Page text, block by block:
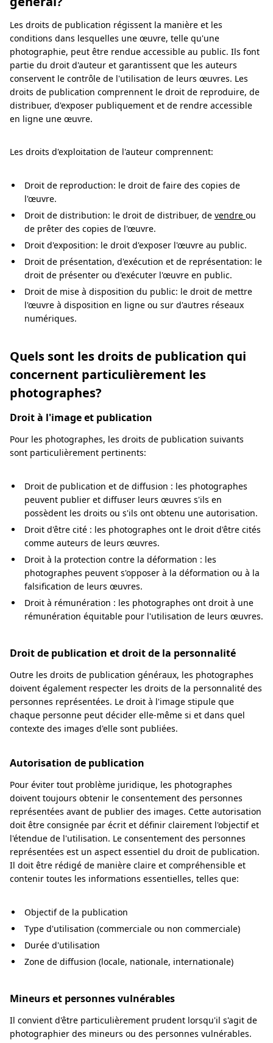
Les droits de publication régissent la manière et les
conditions dans lesquelles une œuvre, telle qu'une
photographie, peut être rendue accessible au public. Ils font
partie du droit d'auteur et garantissent que les auteurs
conservent le contrôle de l'utilisation de leurs œuvres. Les
droits de publication comprennent le droit de reproduire, de
distribuer, d'exposer publiquement et de rendre accessible
en ligne une œuvre.
Les droits d'exploitation de l'auteur comprennent:
Droit de reproduction: le droit de faire des copies de
l'œuvre.
Droit de distribution: le droit de distribuer, de vendre ou
de prêter des copies de l'œuvre.
Droit d'exposition: le droit d'exposer l'œuvre au public.
Droit de présentation, d'exécution et de représentation: le
droit de présenter ou d'exécuter l'œuvre en public.
Droit de mise à disposition du public: le droit de mettre
l'œuvre à disposition en ligne ou sur d'autres réseaux
numériques.
Quels sont les droits de publication qui
concernent particulièrement les
photographes?
Droit à l'image et publication
Pour les photographes, les droits de publication suivants
sont particulièrement pertinents:
Droit de publication et de diffusion : les photographes
peuvent publier et diffuser leurs œuvres s'ils en
possèdent les droits ou s'ils ont obtenu une autorisation.
Droit d'être cité : les photographes ont le droit d'être cités
comme auteurs de leurs œuvres.
Droit à la protection contre la déformation : les
photographes peuvent s'opposer à la déformation ou à la
falsification de leurs œuvres.
Droit à rémunération : les photographes ont droit à une
rémunération équitable pour l'utilisation de leurs œuvres.
Droit de publication et droit de la personnalité
Outre les droits de publication généraux, les photographes
doivent également respecter les droits de la personnalité des
personnes représentées. Le droit à l'image stipule que
chaque personne peut décider elle-même si et dans quel
contexte des images d'elle sont publiées.
Autorisation de publication
Pour éviter tout problème juridique, les photographes
doivent toujours obtenir le consentement des personnes
représentées avant de publier des images. Cette autorisation
doit être consignée par écrit et définir clairement l'objectif et
l'étendue de l'utilisation. Le consentement des personnes
représentées est un aspect essentiel du droit de publication.
Il doit être rédigé de manière claire et compréhensible et
contenir toutes les informations essentielles, telles que:
Objectif de la publication
Type d'utilisation (commerciale ou non commerciale)
Durée d'utilisation
Zone de diffusion (locale, nationale, internationale)
Mineurs et personnes vulnérables
Il convient d'être particulièrement prudent lorsqu'il s'agit de
photographier des mineurs ou des personnes vulnérables.